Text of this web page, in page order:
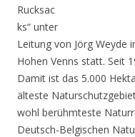
Rucksac
ks“ unter
Leitung von Jörg Weyde
Hohen Venns statt. Seit
Damit ist das 5.000
älteste
wohl berühmteste
Deutsch-Belgischen